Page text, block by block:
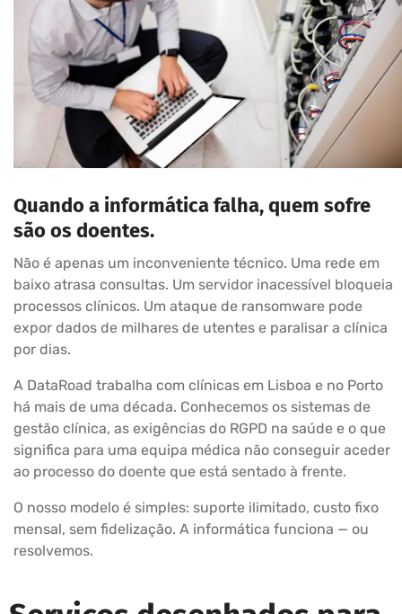
Quando a informática falha, quem sofre
são os doentes.
Não é apenas um inconveniente técnico. Uma rede em
baixo atrasa consultas. Um servidor inacessível bloqueia
processos clínicos. Um ataque de ransomware pode
expor dados de milhares de utentes e paralisar a clínica
por dias.
A DataRoad trabalha com clínicas em Lisboa e no Porto
há mais de uma década. Conhecemos os sistemas de
gestão clínica, as exigências do RGPD na saúde e o que
significa para uma equipa médica não conseguir aceder
ao processo do doente que está sentado à frente.
O nosso modelo é simples: suporte ilimitado, custo fixo
mensal, sem fidelização. A informática funciona — ou
resolvemos.